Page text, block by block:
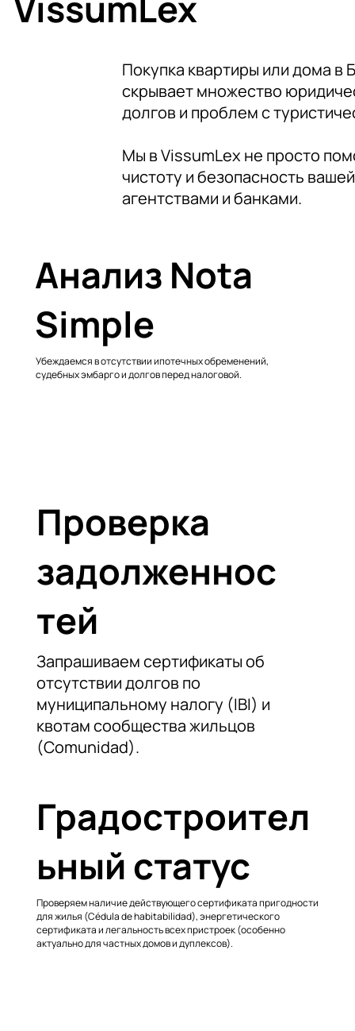
Покупка квартиры или дома
скрывает множество
долгов и проблем с
Мы в VissumLex не просто
чистоту и безопасность
агентствами и банками.
Анализ Nota
Simple
Убеждаемся в отсутствии ипотечных обременений,
судебных эмбарго и долгов перед налоговой.
Проверка
задолженнос
тей
Запрашиваем сертификаты об
отсутствии долгов по
муниципальному налогу (IBI) и
квотам сообщества жильцов
(Comunidad).
Градостроител
ьный статус
Проверяем наличие действующего сертификата пригодности
для жилья (Cédula de habitabilidad), энергетического
сертификата и легальность всех пристроек (особенно
актуально для частных домов и дуплексов).